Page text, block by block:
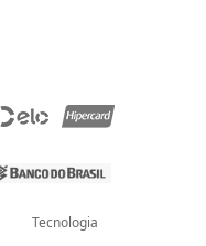
Tecnologia